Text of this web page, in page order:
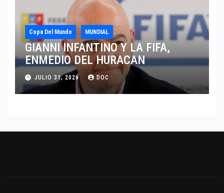
Copa Del Mundo MUNDIAL
GIANNI INFANTINO Y LA FIFA,
ENMEDIO DEL HURACAN
JULIO 31, 2026 DOC